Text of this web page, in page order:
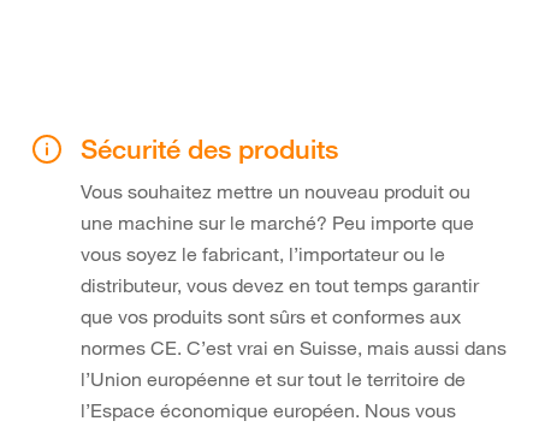
Sécurité des produits
Vous souhaitez mettre un nouveau produit ou
une machine sur le marché? Peu importe que
vous soyez le fabricant, l’importateur ou le
distributeur, vous devez en tout temps garantir
que vos produits sont sûrs et conformes aux
normes CE. C’est vrai en Suisse, mais aussi dans
l’Union européenne et sur tout le territoire de
l’Espace économique européen. Nous vous